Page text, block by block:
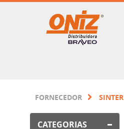
FORNECEDOR SINTER
CATEGORIAS